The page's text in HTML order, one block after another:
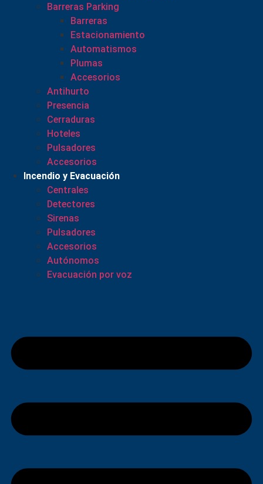
Barreras Parking
Barreras
Estacionamiento
Automatismos
Plumas
Accesorios
Antihurto
Presencia
Cerraduras
Hoteles
Pulsadores
Accesorios
Incendio y Evacuación
Centrales
Detectores
Sirenas
Pulsadores
Accesorios
Autónomos
Evacuación por voz